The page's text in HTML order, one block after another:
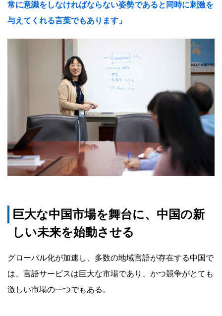
常に意識をしなければならない姿勢であると同時に刺激を
与えてくれる言葉でもあります」
巨大な中国市場を舞台に、中国の新
しい未来を始動させる
グローバル化が加速し、多数の地域言語が存在する中国で
は、言語サービスは巨大な市場であり、かつ競争がとても
激しい市場の一つでもある。